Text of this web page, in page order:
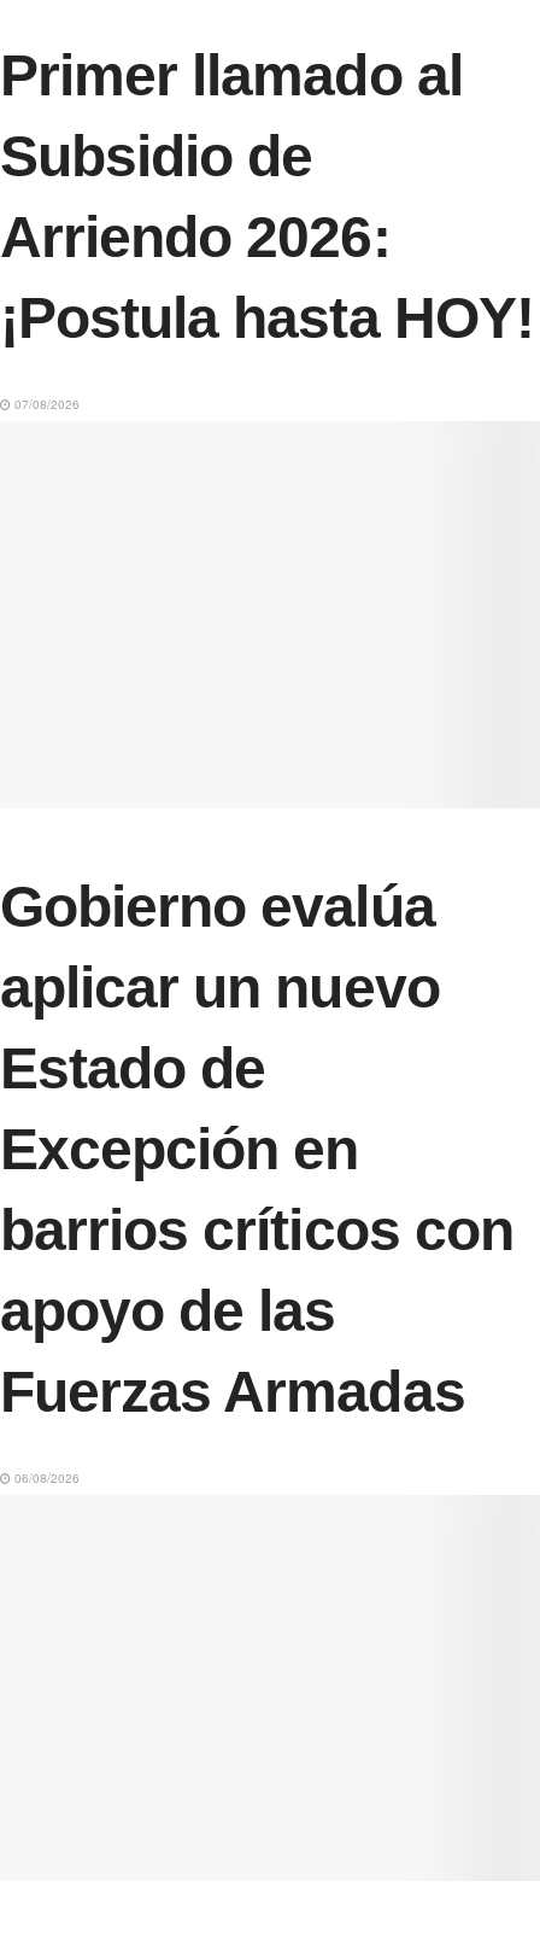
Primer llamado al
Subsidio de
Arriendo 2026:
¡Postula hasta HOY!
07/08/2026
Gobierno evalúa
aplicar un nuevo
Estado de
Excepción en
barrios críticos con
apoyo de las
Fuerzas Armadas
06/08/2026